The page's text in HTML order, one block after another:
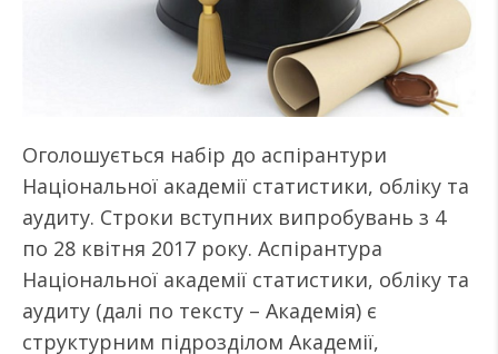
Оголошується набір до аспірантури
Національної академії статистики, обліку та
аудиту. Строки вступних випробувань з 4
по 28 квітня 2017 року. Аспірантура
Національної академії статистики, обліку та
аудиту (далі по тексту – Академія) є
структурним підрозділом Академії,